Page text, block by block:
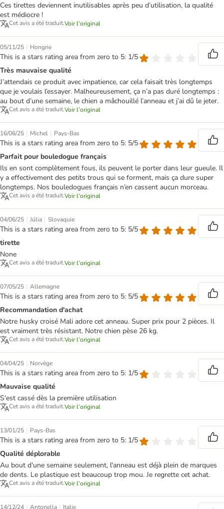
Ces tirettes deviennent inutilisables après peu d’utilisation, la qualité
est médiocre !
Cet avis a été traduit.Voir l’original
05/11/25 | Hongrie
This is a stars rating area from zero to 5: 1/5
Très mauvaise qualité
J’attendais ce produit avec impatience, car cela faisait très longtemps
que je voulais l’essayer. Malheureusement, ça n’a pas duré longtemps :
au bout d’une semaine, le chien a mâchouillé l’anneau et j’ai dû le jeter.
Cet avis a été traduit.Voir l’original
16/06/25 | Michel | Pays-Bas
This is a stars rating area from zero to 5: 5/5
Parfait pour bouledogue français
Ils en sont complètement fous, ils peuvent le porter dans leur gueule. Il
y a effectivement des petits trous qui se forment, mais ça dure super
longtemps. Nos bouledogues français n’en cassent aucun morceau.
Cet avis a été traduit.Voir l’original
04/06/25 | Júlia | Slovaquie
This is a stars rating area from zero to 5: 5/5
tirette
None
Cet avis a été traduit.Voir l’original
07/05/25 | Allemagne
This is a stars rating area from zero to 5: 5/5
Recommandation d'achat
Notre husky croisé Mali adore cet anneau. Super prix pour 2 pièces. Il
est vraiment très résistant. Notre chien pèse 26 kg.
Cet avis a été traduit.Voir l’original
04/04/25 | Norvège
This is a stars rating area from zero to 5: 1/5
Mauvaise qualité
S'est cassé dès la première utilisation
Cet avis a été traduit.Voir l’original
13/01/25 | Pays-Bas
This is a stars rating area from zero to 5: 1/5
Qualité déplorable
Au bout d'une semaine seulement, l'anneau est déjà plein de marques
de dents. Le plastique est beaucoup trop mou. Je regrette cet achat.
Cet avis a été traduit.Voir l’original
14/12/24 Antonella Italie